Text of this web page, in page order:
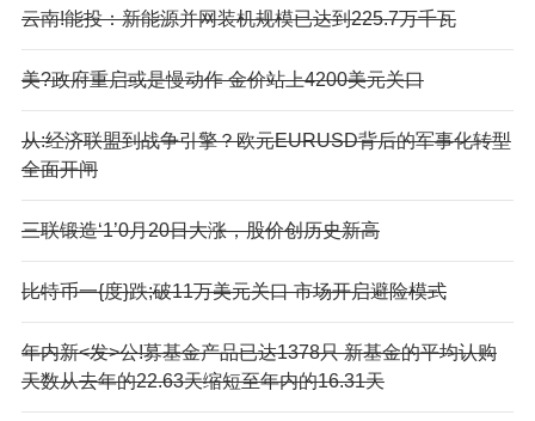
云南!能投：新能源并网装机规模已达到225.7万千瓦
美?政府重启或是慢动作 金价站上4200美元关口
从:经济联盟到战争引擎？欧元EURUSD背后的军事化转型
全面开闸
三联锻造‘1’0月20日大涨，股价创历史新高
比特币一{度}跌;破11万美元关口 市场开启避险模式
年内新<发>公!募基金产品已达1378只 新基金的平均认购
天数从去年的22.63天缩短至年内的16.31天